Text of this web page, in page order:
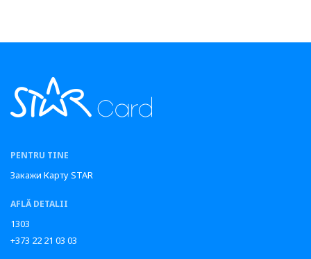
PENTRU TINE
Закажи Карту STAR
AFLĂ DETALII
1303
+373 22 21 03 03